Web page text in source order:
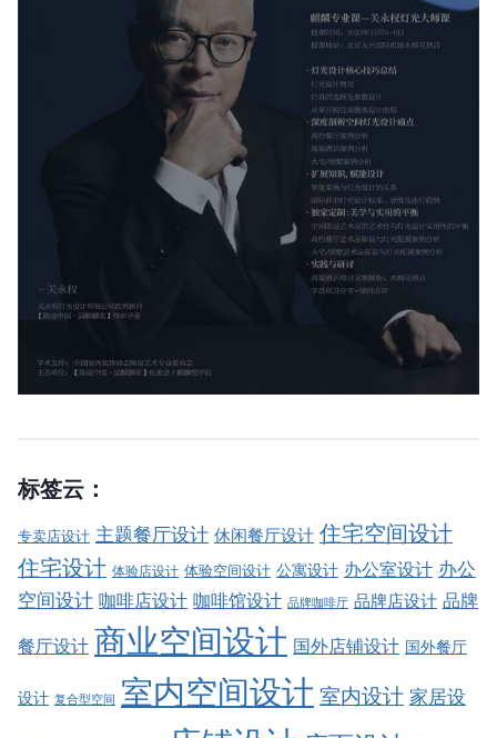
标签云：
专卖店设计 主题餐厅设计 休闲餐厅设计 住宅空间设计
住宅设计 体验店设计 体验空间设计 公寓设计 办公室设计 办公
空间设计 咖啡店设计 咖啡馆设计 品牌咖啡厅 品牌店设计 品牌
餐厅设计 商业空间设计 国外店铺设计 国外餐厅
设计 复合型空间 室内空间设计 室内设计 家居设